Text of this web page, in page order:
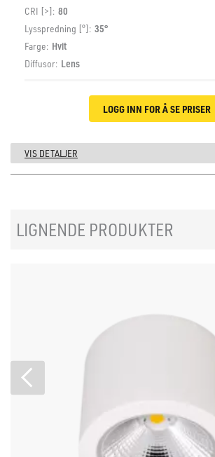
CRI [>]: 80
Lysspredning [°]: 35°
Farge: Hvit
Diffusor: Lens
LOGG INN FOR Å SE PRISER
VIS DETALJER
LIGNENDE PRODUKTER